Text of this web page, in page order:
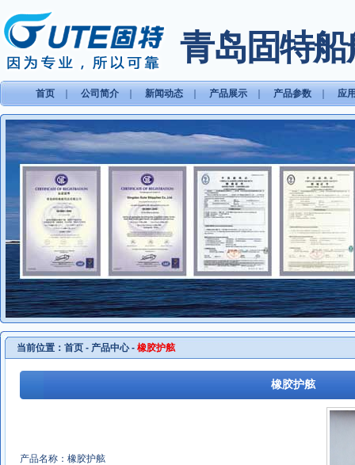
青岛固特
首页 公司简介 新闻动态 产品展示 产品参数 应
当前位置： 首页 - 产品中心- 橡胶护舷
橡胶护舷
产品名称：橡胶护舷